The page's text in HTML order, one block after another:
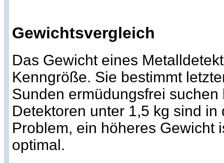
Gewichtsvergleich
Das Gewicht eines
Kenngröße. Sie bestimmt
Sunden ermüdungsfrei suchen
Detektoren unter 1,5 kg sind in
Problem, ein höheres Gewicht
optimal.